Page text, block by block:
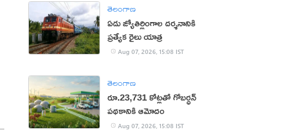
తెలంగాణ
ఏడు జ్యోతిర్లింగాల దర్శనానికి
ప్రత్యేక రైలు యాత్ర
Aug 07, 2026, 15:08 IST
తెలంగాణ
రూ.23,731 కోట్లతో గోబర్ధన్
పథకానికి ఆమోదం
Aug 07, 2026, 15:08 IST